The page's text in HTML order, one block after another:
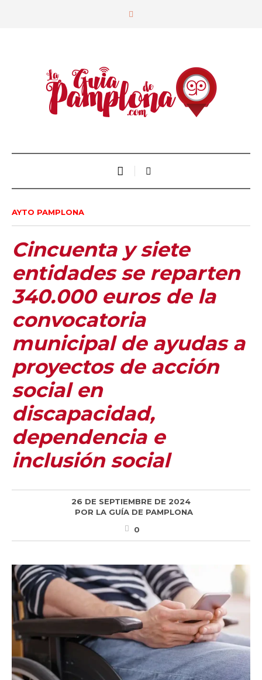
AYTO PAMPLONA
Cincuenta y siete
entidades se reparten
340.000 euros de la
convocatoria
municipal de ayudas a
proyectos de acción
social en
discapacidad,
dependencia e
inclusión social
26 DE SEPTIEMBRE DE 2024
POR LA GUÍA DE PAMPLONA
0